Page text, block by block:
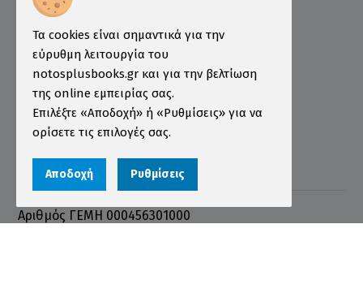
Τρόποι Πληρωμής
Τρόποι Αποστολής
Εγγύηση - Επιστροφές
Όροι χρήσης
Προστασία Προσωπικών Δεδομένων
Αριθμός ΓΕΜΗ 000456301000
Τα cookies είναι σημαντικά για την
εύρυθμη λειτουργία του
notosplusbooks.gr και για την βελτίωση
της online εμπειρίας σας.
Επιλέξτε «Αποδοχή» ή «Ρυθμίσεις» για να
ορίσετε τις επιλογές σας.
Αποδοχή Ρυθμίσεις